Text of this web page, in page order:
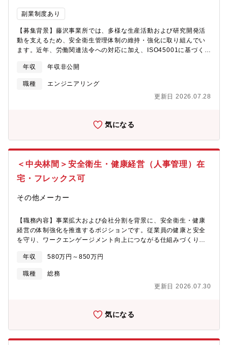
ディベロッパーです。1997年に創業。2013年に東証一部上場
後、11期連続の増収増益。昨年2023年9月期の売上高は1兆1,484
億円（前期比：20.6％増） 営業利益は1,423億円（前期比:19.2％
増） を達成し、平成後に設立された企業で2番目に売上高1兆円超
を実現しています。
です。【求める人物像】・社内外の関係先と良好な関係を構築し
ながら、全体最適の視点で柔軟に動ける方・自ら課題を見つけ出
し、周囲を巻き込みながら業務改善を推進できる方
副業制度あり
【募集背景】藤沢事業所では、多様な生産活動および研究開発活
動を支えるため、安全衛生管理体制の維持・強化に取り組んでい
ます。近年、労働関連法令への対応に加え、ISO45001に基づく安
った安全活動の推進など、安全管理業務の重要性が高まっていま
す。また、安全衛生管理に関する業務範囲の拡大や継続的な体制
強化を見据え、安全分野の専門知識および実務経験を有する人材
を募集します。【業務内容】① 労働安全衛生法に関する管理業
務・労働安全衛生法、労働基準法、労働者派遣法などに関する外
します。対応窓口は当チームが中心です。③ ISO45001に準じた
部監査対応・安全衛生委員会運営④ 安全衛生活動の推進・リスク
アセスメント活動支援・安全パトロール・災害防止施策の企画お
点管理統括部 藤沢事業所 安全・環境管理課【キャリアステップイ
目は労働関連法令対応や安全衛生活動の運営、安全衛生マネジメ
ントシステムの運用業務を中心に担当いただきます。2年目以降は
安全衛生管理体制の改善活動や事業部門への指導・支援業務な
ど、より専門性の高い業務を担当いただきます。将来的には安全
り、チームリーダーやマネジメント職へのキャリア形成も視野に
入れています。【当部門の役割・業務概要・魅力】藤沢事業所
各種プロジェクト活動など、多様な事業活動が行われています。
理を統括し、従業員が安心して働ける職場環境の維持と、法令順
守を基盤とした環境保全活動の推進を担っています。また、事業
年収 年収非公開
職種
エンジニアリング
更新日 2026.07.28
気になる
＜中央林間＞安全衛生・健康経営（人事管理）在
宅・フレックス可
その他メーカー
【職務内容】事業拡大および会社分割を背景に、安全衛生・健康
経営の体制強化を推進するポジションです。従業員の健康と安全
を守り、ワークエンゲージメント向上につながる仕組みづくりを
ていますが、今後は攻めの人事として、予防型・再発防止型の体
制へ進化させるためのキーパーソンとして活躍いただくことを期
待しています。変化や新しい取り組みにも前向きな社風と安定基
盤のもと、 将来的にはメンバー指導や適性に応じてマネジメン
の運営・体制の改善・労災発生時の対応フロー整備および再発防
善・メンタルヘルス施策の企画・推進・休職率や労災発生状況等
年収 580万円～850万円
職種
総務
更新日 2026.07.30
気になる